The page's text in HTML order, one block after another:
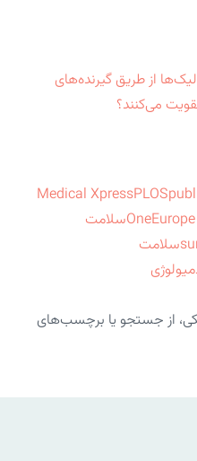
از طریق گیرنده‌های
می‌کنند؟
Medical XpressPLOS
Oneسلامت
سلامت
از جستجو یا برچسب‌های